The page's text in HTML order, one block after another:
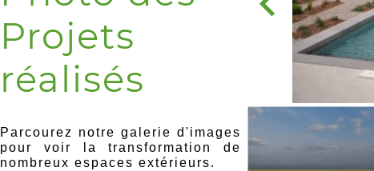
Projets
réalisés
Parcourez notre galerie d'images
pour voir la transformation de
nombreux espaces extérieurs.